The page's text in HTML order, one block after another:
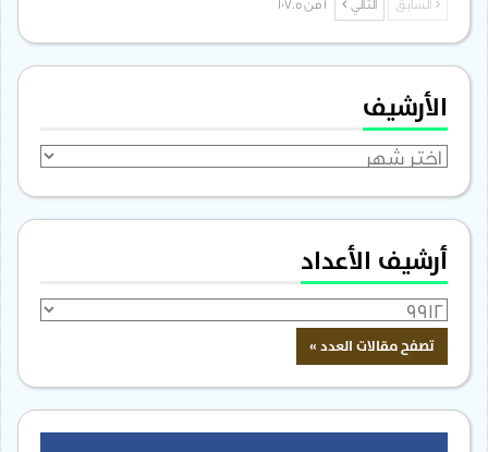
السابق التالي
الأرشيف
الأرشيف
أرشيف الأعداد